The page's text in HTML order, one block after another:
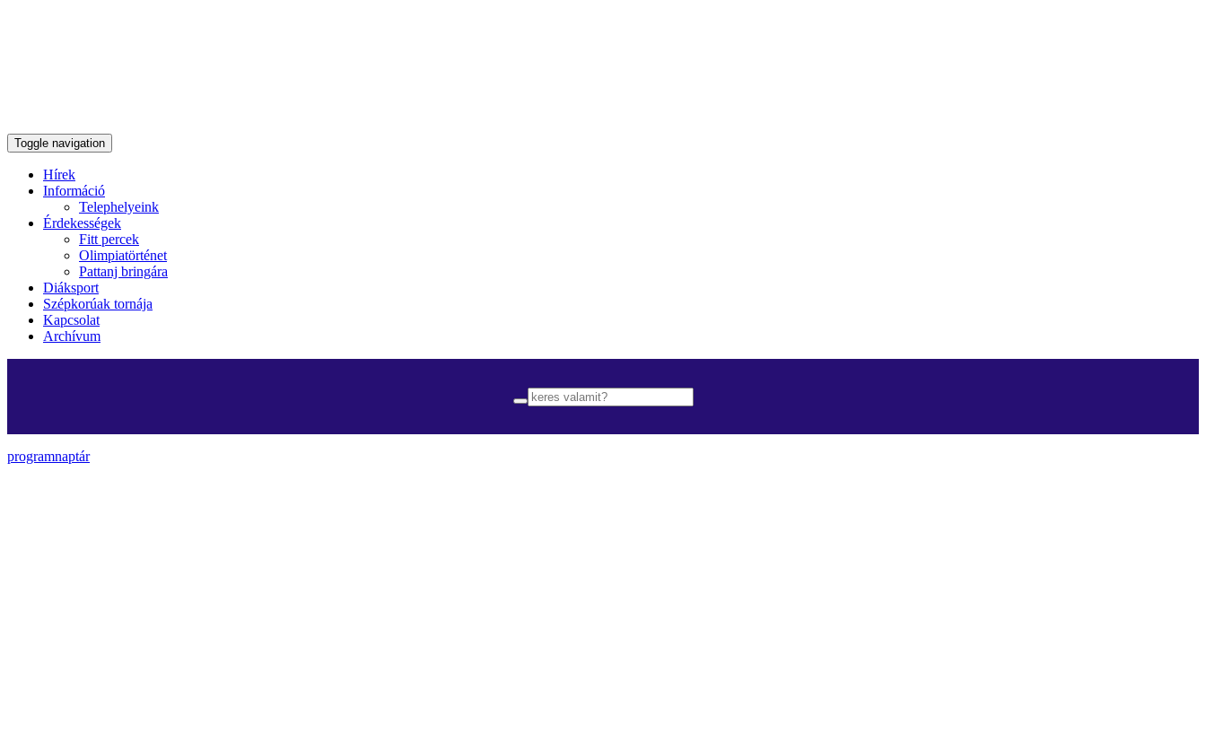
Toggle navigation
Hírek
Információ
Telephelyeink
Érdekességek
Fitt percek
Olimpiatörténet
Pattanj bringára
Diáksport
Szépkorúak tornája
Kapcsolat
Archívum
programnaptár